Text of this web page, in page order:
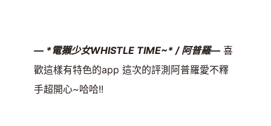
— *電獺少女WHISTLE TIME~* / 阿普羅—喜
歡這樣有特色的app 這次的評測阿普羅愛不釋
手超開心~哈哈!!